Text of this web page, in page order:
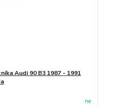
Audi 90 B3 1987 - 1991
ne